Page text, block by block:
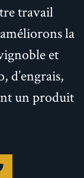
travail
la
et
d’engrais,
un produit